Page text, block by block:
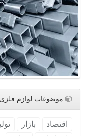
موضوعات لوازم فلزی
اقتصاد بازار